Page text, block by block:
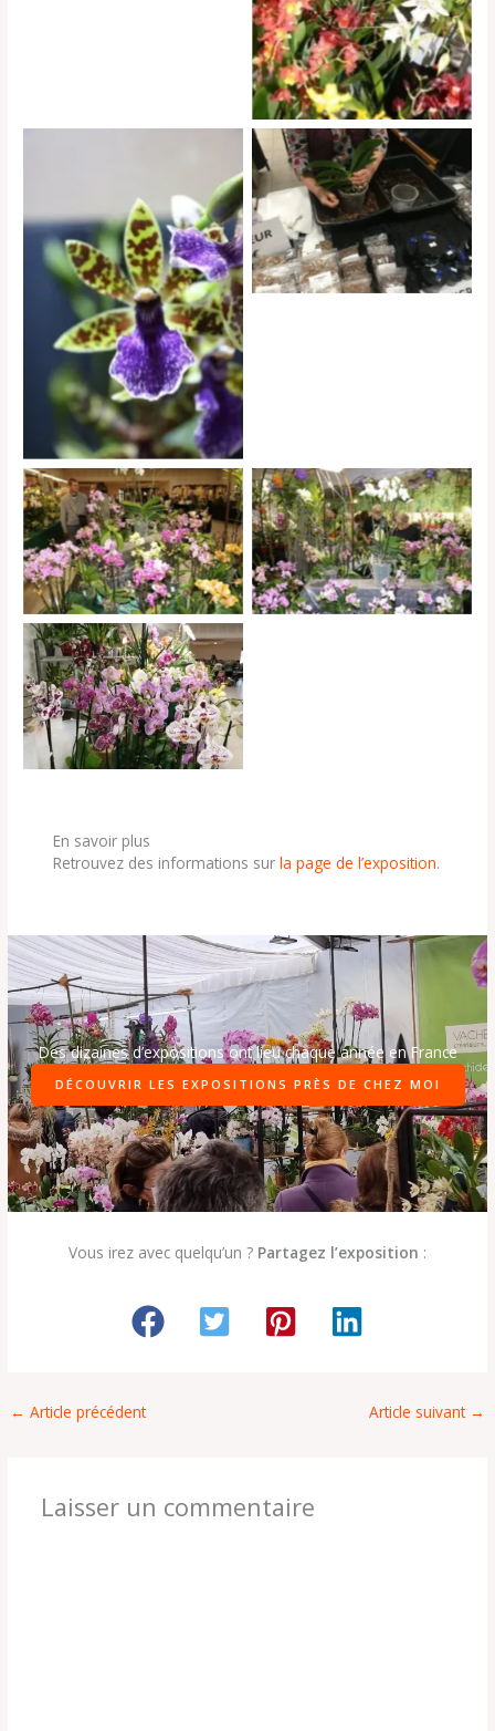
11e Salon des orchidées et
plantes rares a Liergues (69)
©Gilles NOEL
11e Salon des orchidées et
plantes rares a Liergues (69)
©Jean-Paul COURBIERES
11e Salon des orchidées et
plantes rares a Liergues (69)
©Gilles NOEL
11e Salon des orchidées et
plantes rares a Liergues (69)
©Gilles NOEL
11e Salon des orchidées et
plantes rares a Liergues (69)
©Gilles NOEL
En savoir plus
Retrouvez des informations surla page de l’exposition.
Des dizaines d’expositions ont lieu chaque année en France
DÉCOUVRIR LES EXPOSITIONS PRÈS DE CHEZ MOI
Vous irez avec quelqu’un ? Partagez l’exposition :
← Article précédent Article suivant →
Laisser un commentaire